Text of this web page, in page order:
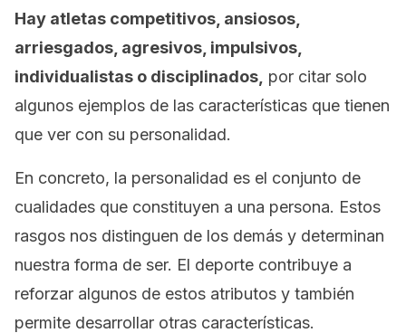
Hay atletas competitivos, ansiosos,
arriesgados, agresivos, impulsivos,
individualistas o disciplinados, por citar solo
algunos ejemplos de las características que tienen
que ver con su personalidad.
En concreto, la personalidad es el conjunto de
cualidades que constituyen a una persona. Estos
rasgos nos distinguen de los demás y determinan
nuestra forma de ser. El deporte contribuye a
reforzar algunos de estos atributos y también
permite desarrollar otras características.